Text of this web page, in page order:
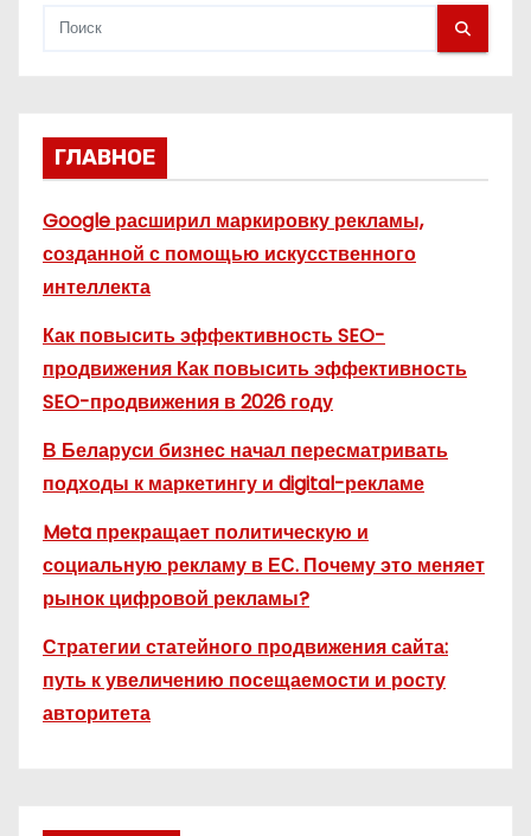
ГЛАВНОЕ
Google расширил маркировку рекламы,
созданной с помощью искусственного
интеллекта
Как повысить эффективность SEO-
продвижения Как повысить эффективность
SEO-продвижения в 2026 году
В Беларуси бизнес начал пересматривать
подходы к маркетингу и digital-рекламе
Meta прекращает политическую и
социальную рекламу в ЕС. Почему это меняет
рынок цифровой рекламы?
Стратегии статейного продвижения сайта:
путь к увеличению посещаемости и росту
авторитета